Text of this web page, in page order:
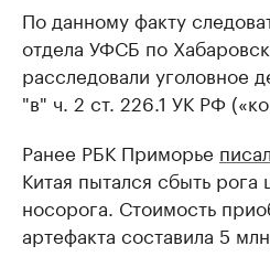
По данному факту
отдела УФСБ по
расследовали уголовное
"в" ч. 2 ст. 226.1 УК РФ
Ранее РБК Приморье писал
Китая пытался сбыть рога
носорога. Стоимость
артефакта составила 5